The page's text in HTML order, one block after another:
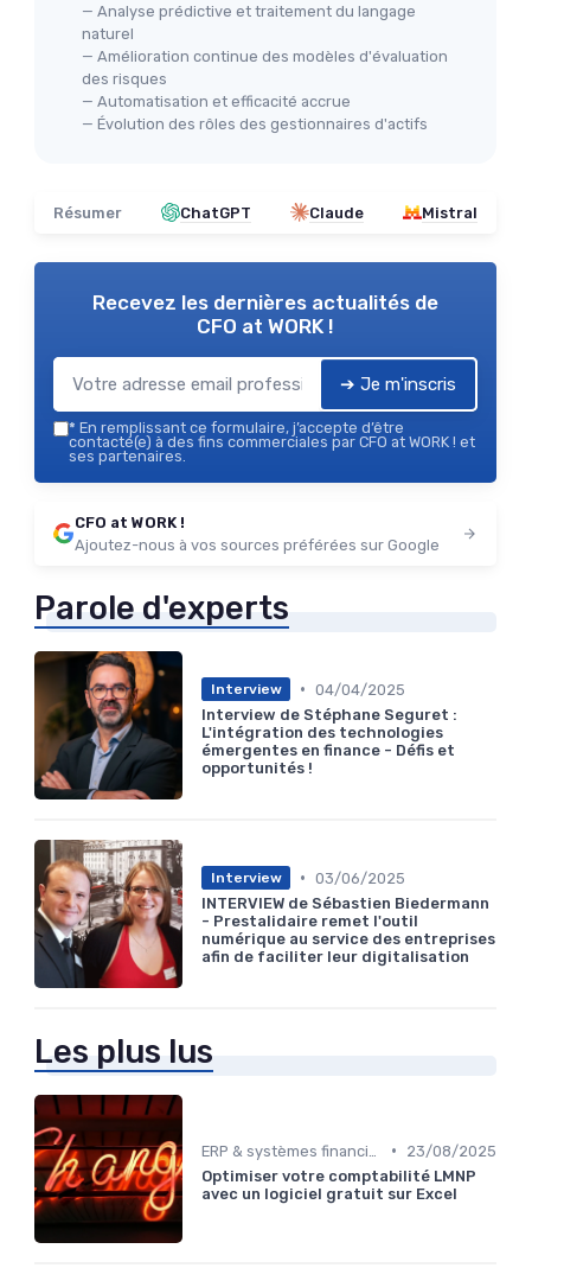
— Analyse prédictive et traitement du langage
naturel
— Amélioration continue des modèles d'évaluation
des risques
— Automatisation et efficacité accrue
— Évolution des rôles des gestionnaires d'actifs
Résumer ChatGPT Claude Mistral
Recevez les dernières actualités de
CFO at WORK !
➔ Je m'inscris
* En remplissant ce formulaire, j’accepte d’être
contacté(e) à des fins commerciales par CFO at WORK ! et
ses partenaires.
CFO at WORK !
Ajoutez-nous à vos sources préférées sur Google
Parole d'experts
Interview • 04/04/2025
Interview de Stéphane Seguret :
L'intégration des technologies
émergentes en finance - Défis et
opportunités !
Interview • 03/06/2025
INTERVIEW de Sébastien Biedermann
- Prestalidaire remet l'outil
numérique au service des entreprises
afin de faciliter leur digitalisation
Les plus lus
•
23/08/2025
Optimiser votre comptabilité LMNP
avec un logiciel gratuit sur Excel